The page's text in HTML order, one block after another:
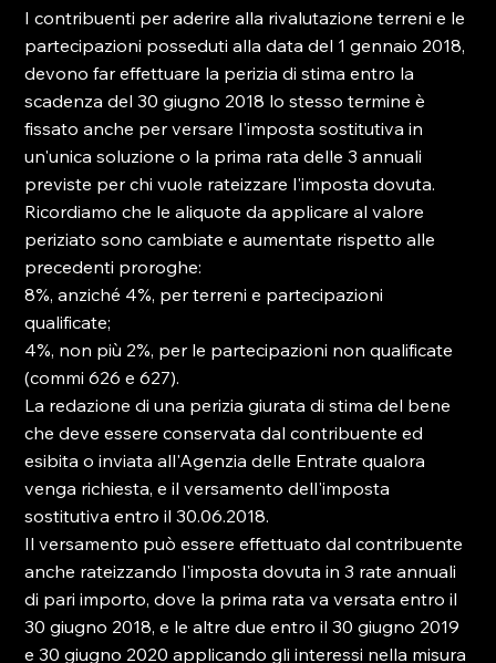
I contribuenti per aderire alla rivalutazione terreni e le
partecipazioni posseduti alla data del 1 gennaio 2018,
devono far effettuare la perizia di stima entro la
scadenza del 30 giugno 2018 lo stesso termine è
fissato anche per versare l'imposta sostitutiva in
un'unica soluzione o la prima rata delle 3 annuali
previste per chi vuole rateizzare l'imposta dovuta.
Ricordiamo che le aliquote da applicare al valore
periziato sono cambiate e aumentate rispetto alle
precedenti proroghe:
8%, anziché 4%, per terreni e partecipazioni
qualificate;
4%, non più 2%, per le partecipazioni non qualificate
(commi 626 e 627).
La redazione di una perizia giurata di stima del bene
che deve essere conservata dal contribuente ed
esibita o inviata all'Agenzia delle Entrate qualora
venga richiesta, e il versamento dell'imposta
sostitutiva entro il 30.06.2018.
Il versamento può essere effettuato dal contribuente
anche rateizzando l'imposta dovuta in 3 rate annuali
di pari importo, dove la prima rata va versata entro il
30 giugno 2018, e le altre due entro il 30 giugno 2019
e 30 giugno 2020 applicando gli interessi nella misura